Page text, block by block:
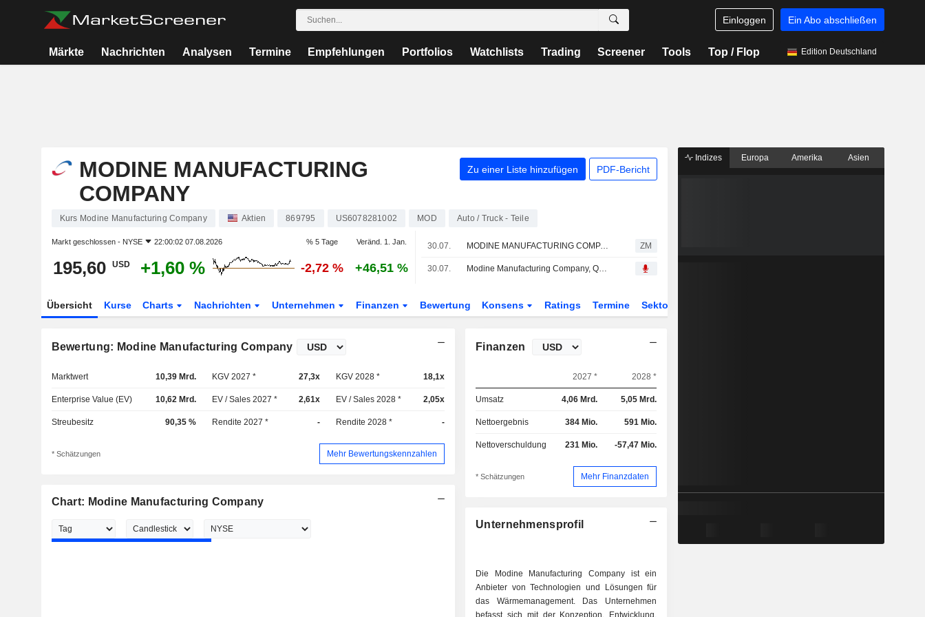
Einloggen Ein Abo abschließen
Märkte Nachrichten Analysen Termine Empfehlungen Portfolios Watchlists Trading Screener Tools Top / Flop Edition Deutschland
MODINE MANUFACTURING
COMPANY
Zu einer Liste hinzufügen PDF-Bericht
Kurs Modine Manufacturing Company Aktien 869795 US6078281002 MOD Auto / Truck - Teile
Markt geschlossen - NYSE 22:00:02 07.08.2026 % 5 Tage Veränd. 1. Jan.
195,60 USD +1,60 % -2,72 % +46,51 %
30.07. MODINE MANUFACTURING COMPANY : Bewertung von B. Riley kaufen ZM
30.07. Modine Manufacturing Company, Q1 2027 Earnings Call, Jul 30, 2026
Übersicht Kurse Charts Nachrichten Unternehmen Finanzen Bewertung Konsens Ratings Termine Sektor
Bewertung: Modine Manufacturing Company
Marktwert 10,39 Mrd. KGV 2027 * 27,3x KGV 2028 * 18,1x
Enterprise Value (EV) 10,62 Mrd. EV / Sales 2027 * 2,61x EV / Sales 2028 * 2,05x
Streubesitz 90,35 % Rendite 2027 * - Rendite 2028 * -
* Schätzungen Mehr Bewertungskennzahlen
Chart: Modine Manufacturing Company
Finanzen
2027 * 2028 *
Umsatz 4,06 Mrd. 5,05 Mrd.
Nettoergebnis 384 Mio. 591 Mio.
Nettoverschuldung 231 Mio. -57,47 Mio.
* Schätzungen Mehr Finanzdaten
Unternehmensprofil
Die Modine Manufacturing Company ist ein
Anbieter von Technologien und Lösungen für
das Wärmemanagement. Das Unternehmen
befasst sich mit der Konzeption, Entwicklung,
Indizes Europa Amerika Asien